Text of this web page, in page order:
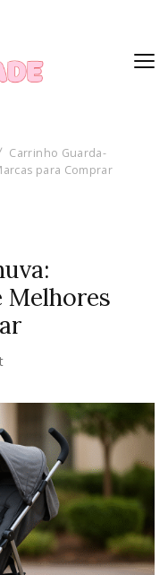
Carrinho Guarda-
para Comprar
Melhores
on
Guarda-
Principais
Dúvidas
Melhores
Marcas
para
Comprar